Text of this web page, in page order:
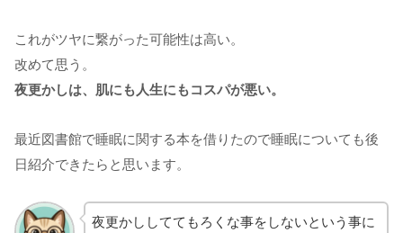
これがツヤに繋がった可能性は高い。
改めて思う。
夜更かしは、肌にも人生にもコスパが悪い。
最近図書館で睡眠に関する本を借りたので睡眠についても後
日紹介できたらと思います。
夜更かししててもろくな事をしないという事に